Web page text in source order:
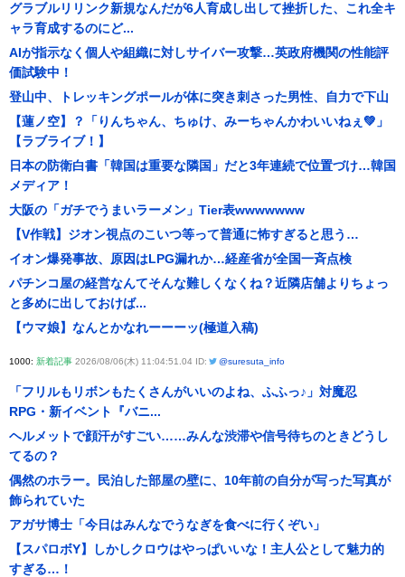
グラブルリリンク新規なんだが6人育成し出して挫折した、これ全キ
ャラ育成するのにど...
AIが指示なく個人や組織に対しサイバー攻撃…英政府機関の性能評
価試験中！
登山中、トレッキングポールが体に突き刺さった男性、自力で下山
【蓮ノ空】？「りんちゃん、ちゅけ、みーちゃんかわいいねぇ💚」
【ラブライブ！】
日本の防衛白書「韓国は重要な隣国」だと3年連続で位置づけ…韓国
メディア！
大阪の「ガチでうまいラーメン」Tier表wwwwwww
【V作戦】ジオン視点のこいつ等って普通に怖すぎると思う…
イオン爆発事故、原因はLPG漏れか…経産省が全国一斉点検
パチンコ屋の経営なんてそんな難しくなくね？近隣店舗よりちょっ
と多めに出しておけば...
【ウマ娘】なんとかなれーーーッ(極道入稿)
1000: 新着記事 2026/08/06(木) 11:04:51.04 ID: @suresuta_info
「フリルもリボンもたくさんがいいのよね、ふふっ♪」対魔忍
RPG・新イベント『バニ...
ヘルメットで顔汗がすごい……みんな渋滞や信号待ちのときどうし
てるの？
偶然のホラー。民泊した部屋の壁に、10年前の自分が写った写真が
飾られていた
アガサ博士「今日はみんなでうなぎを食べに行くぞい」
【スパロボY】しかしクロウはやっぱいいな！主人公として魅力的
すぎる…！